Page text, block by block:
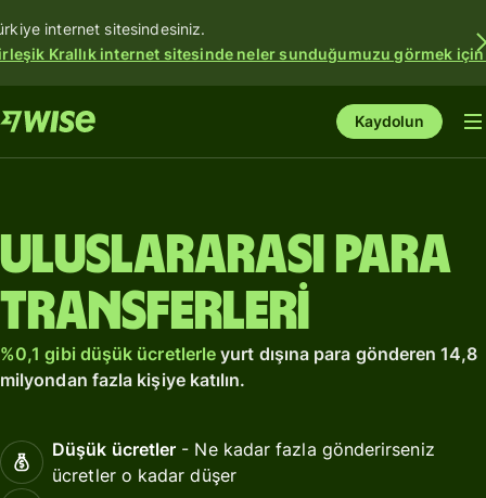
internet sitesindesiniz.
Krallık internet sitesinde neler sunduğumuzu görmek için
Kaydolun
Uluslararası para
transferleri
%0,1 gibi düşük ücretlerle yurt dışına para gönderen 14,8
milyondan fazla kişiye katılın.
Düşük ücretler - Ne kadar fazla gönderirseniz
ücretler o kadar düşer